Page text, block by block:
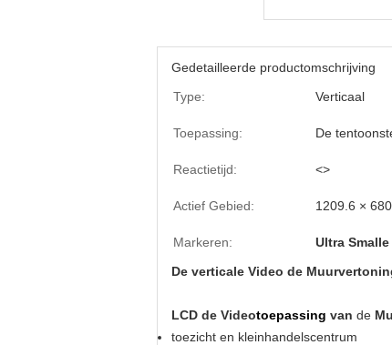
Gedetailleerde productomschrijving
Type:
Verticaal
Toepassing: De
Reactietijd: <>
Actief Gebied: 1209.6 ×
Markeren: Ultra
De verticale Video de
LCD de Videotoepassing van de
toezicht en kleinhandelscentrum